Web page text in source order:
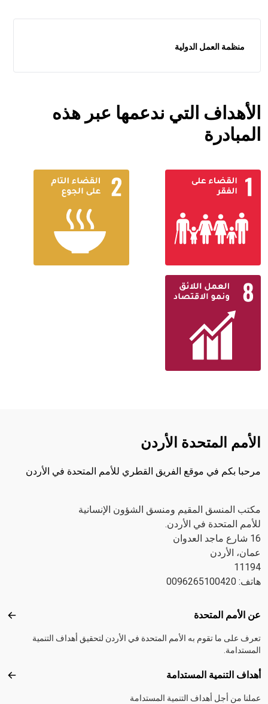
منظمة العمل الدولية
الأهداف التي ندعمها عبر هذه
المبادرة
الأمم المتحدة الأردن
مرحبا بكم في موقع الفريق القطري للأمم المتحدة في الأردن
مكتب المنسق المقيم ومنسق الشؤون الإنسانية
للأمم المتحدة في الأردن.
16 شارع ماجد العدوان
عمان، الأردن
11194
هاتف: 0096265100420
Footer menu
عن الأمم المتحدة عن
تعرف على ما تقوم به الأمم المتحدة في الأردن لتحقيق أهداف التنمية
المستدامة.
أهداف التنمية المستدامة
عملنا من أجل أهداف التنمية المستدامة